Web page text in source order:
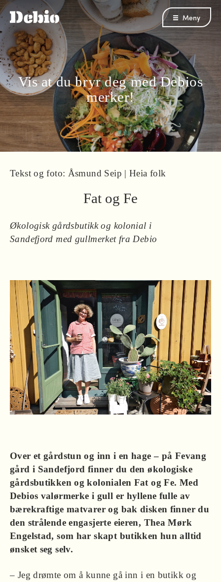
Vis at du bryr deg med Debios
merker!
Tekst og foto: Åsmund Seip | Heia folk
Fat og Fe
Økologisk gårdsbutikk og kolonial i
Sandefjord med gullmerket fra Debio
Over et gårdstun og inn i en hage – på Fevang
gård i Sandefjord finner du den økologiske
gårdsbutikken og kolonialen Fat og Fe. Med
Debios valørmerke i gull er hyllene fulle av
bærekraftige matvarer og bak disken finner du
den strålende engasjerte eieren, Thea Mørk
Engelstad, som har skapt butikken hun alltid
ønsket seg selv.
– Jeg drømte om å kunne gå inn i en butikk og
Meny